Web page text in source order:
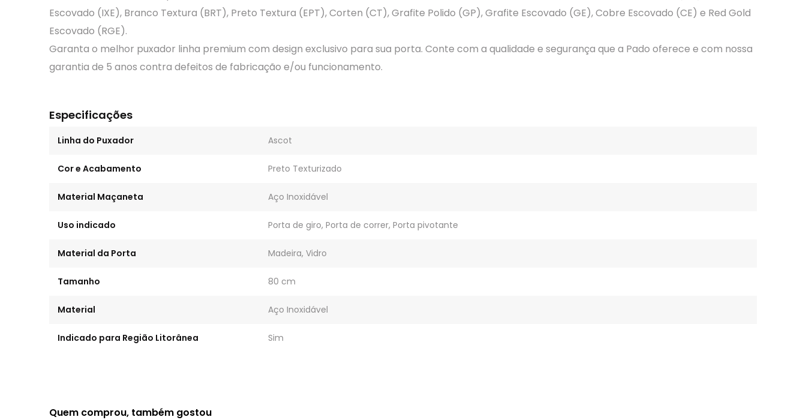
Escovado (IXE), Branco Textura (BRT), Preto Textura (EPT), Corten (CT), Grafite Polido (GP), Grafite Escovado (GE), Cobre Escovado (CE) e Red Gold
Escovado (RGE).
Garanta o melhor puxador linha premium com design exclusivo para sua porta. Conte com a qualidade e segurança que a Pado oferece e com nossa
garantia de 5 anos contra defeitos de fabricação e/ou funcionamento.
Especificações
Linha do Puxador Ascot
Cor e Acabamento Preto Texturizado
Material Maçaneta Aço Inoxidável
Uso indicado Porta de giro, Porta de correr, Porta pivotante
Material da Porta Madeira, Vidro
Tamanho 80 cm
Material Aço Inoxidável
Indicado para Região Litorânea Sim
Quem comprou, também gostou